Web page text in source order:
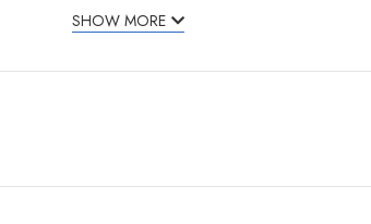
SHOW MORE